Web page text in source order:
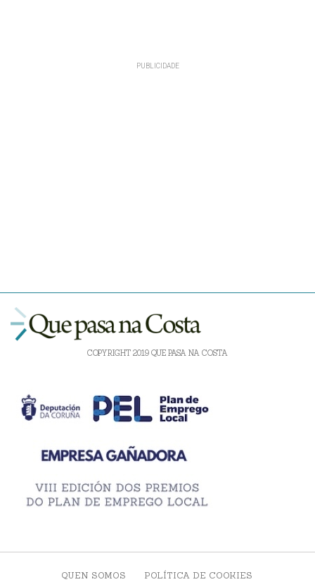
COPYRIGHT 2019 QUE PASA NA COSTA
QUEN SOMOS POLÍTICA DE COOKIES